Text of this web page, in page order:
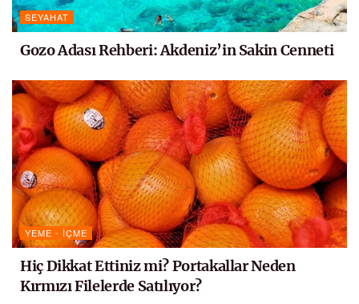
SEYAHAT
Gozo Adası Rehberi: Akdeniz’in Sakin Cenneti
YEME - İÇME
Hiç Dikkat Ettiniz mi? Portakallar Neden
Kırmızı Filelerde Satılıyor?